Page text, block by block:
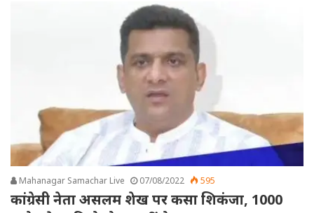
Mahanagar Samachar Live 07/08/2022 595
कांग्रेसी नेता असलम शेख पर कसा शिकंजा, 1000